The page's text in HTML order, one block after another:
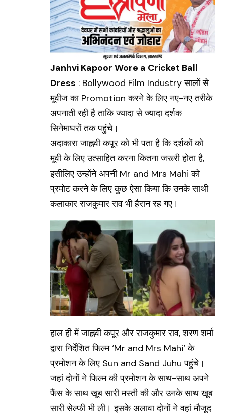
Janhvi Kapoor Wore a Cricket Ball
Dress : Bollywood Film Industry सालों से
मूवीज का Promotion करने के लिए नए-नए तरीके
अपनाती रही है ताकि ज्यादा से ज्यादा दर्शक
सिनेमाघरों तक पहुंचे।
अदाकारा जाह्नवी कपूर को भी पता है कि दर्शकों को
मूवी के लिए उत्साहित करना कितना जरूरी होता है,
इसीलिए उन्होंने अपनी Mr and Mrs Mahi को
प्रमोट करने के लिए कुछ ऐसा किया कि उनके साथी
कलाकार राजकुमार राव भी हैरान रह गए।
हाल ही में जाह्नवी कपूर और राजकुमार राव, शरण शर्मा
द्वारा निर्देशित फिल्म ‘Mr and Mrs Mahi‘ के
प्रमोशन के लिए Sun and Sand Juhu पहुंचे।
जहां दोनों ने फिल्म की प्रमोशन के साथ-साथ अपने
फैंस के साथ खूब सारी मस्ती की और उनके साथ खूब
सारी सेल्फी भी ली। इसके अलावा दोनों ने वहां मौजूद